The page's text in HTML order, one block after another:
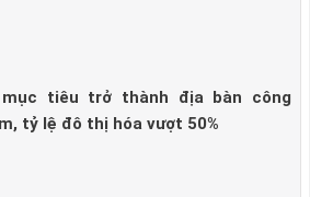
tiêu trở thành địa bàn công
tỷ lệ đô thị hóa vượt 50%